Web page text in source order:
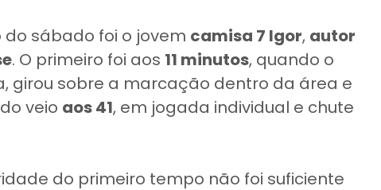
do sábado foi o jovem camisa 7 Igor, autor
. O primeiro foi aos 11 minutos, quando o
girou sobre a marcação dentro da área e
veio aos 41, em jogada individual e chute
do primeiro tempo não foi suficiente